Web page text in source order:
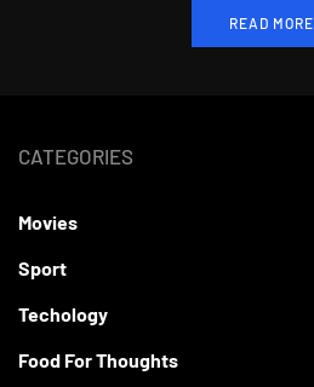
READ MORE
CATEGORIES
Movies
Sport
Techology
Food For Thoughts